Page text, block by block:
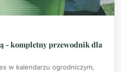
- kompletny przewodnik dla
w kalendarzu ogrodniczym,